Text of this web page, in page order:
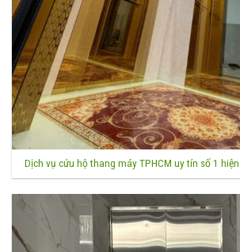
Dịch vụ cứu hộ thang máy TPHCM uy tín số 1